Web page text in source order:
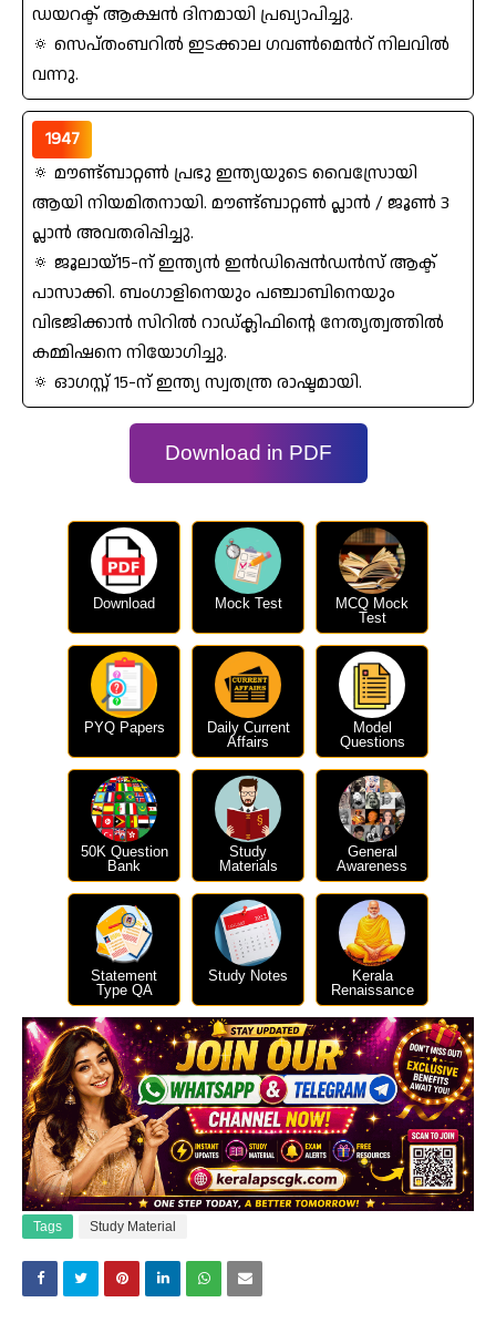
ഡയറക്ട്‌ ആക്ഷന്‍ ദിനമായി പ്രഖ്യാപിച്ചു.
🔅 സെപ്തംബറിൽ ഇടക്കാല ഗവണ്‍മെന്‍റ്‌ നിലവില്‍
വന്നു.
1947
🔅 മൗണ്ട്ബാറ്റണ്‍ പ്രഭു ഇന്ത്യയുടെ വൈസ്രോയി
ആയി നിയമിതനായി. മൗണ്ട്ബാറ്റണ്‍ പ്ലാൻ / ജൂണ്‍ 3
പ്ലാന്‍ അവതരിപ്പിച്ചു.
🔅 ജൂലായ്‌15-ന്‌ ഇന്ത്യന്‍ ഇന്‍ഡിപ്പെന്‍ഡന്‍സ്‌ ആക്ട്
പാസാക്കി. ബംഗാളിനെയും പഞ്ചാബിനെയും
വിഭജിക്കാന്‍ സിറില്‍ റാഡ്ക്ലിഫിന്റെ നേതൃത്വത്തില്‍
കമ്മിഷനെ നിയോഗിച്ചു.
🔅 ഓഗസ്റ്റ്‌ 15-ന്‌ ഇന്ത്യ സ്വതന്ത്ര രാഷ്ടമായി.
Download in PDF
Download Mock Test
MCQ Mock
Test
PYQ Papers
Daily Current
Affairs
Model
Questions
50K Question
Bank
Study
Materials
General
Awareness
Statement
Type QA
Study Notes
Kerala
Renaissance
Tags Study Material